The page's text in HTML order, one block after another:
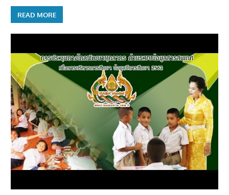
READ MORE